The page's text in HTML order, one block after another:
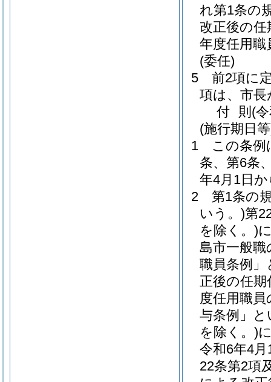
れ第1条の
改正後の
年度任用
(委任)
5
前2項に
項は、市
付 則 (
(施行期日
1
この条例
条、第6条
年4月1日
2
第1条の
いう。)第
を除く。)
島市一般職
職員条例」
正後の任
度任用職
与条例」と
を除く。)
令和6年4
22条第2項